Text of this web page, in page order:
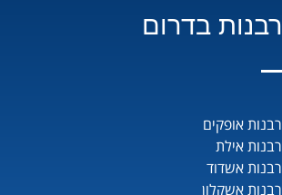
רבנות בדרום
רבנות אופקים
רבנות אילת
רבנות אשדוד
רבנות אשקלון